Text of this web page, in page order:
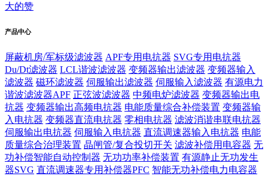
大的赞
产品中心
屏蔽机房/军标级滤波器 APF专用电抗器 SVG专用电抗器
Du/Dt滤波器 LCL谐波滤波器 变频器输出滤波器 变频器输入
滤波器 磁环滤波器 伺服输出滤波器 伺服输入滤波器 有源电力
谐波滤波器APF 正弦波滤波器 中频电炉滤波器 变频器输出电
抗器 变频器输出高频电抗器 电能质量综合补偿装置 变频器输
入电抗器 变频器直流电抗器 零相电抗器 滤波消谐串联电抗器
伺服输出电抗器 伺服输入电抗器 直流调速器输入电抗器 电能
质量综合治理装置 晶闸管/复合投切开关 滤波补偿用电容器 无
功补偿智能自动控制器 无功功率补偿装置 有源静止无功发生
器SVG 直流调速器专用补偿器PFC 智能无功补偿电力电容器